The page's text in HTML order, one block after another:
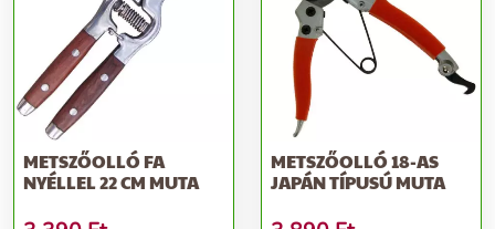
METSZŐOLLÓ FA
NYÉLLEL 22 CM MUTA
METSZŐOLLÓ 18-AS
JAPÁN TÍPUSÚ MUTA